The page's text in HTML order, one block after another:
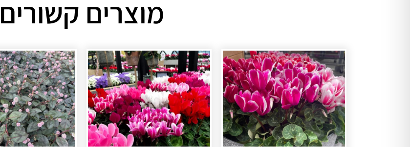
מוצרים קשורים